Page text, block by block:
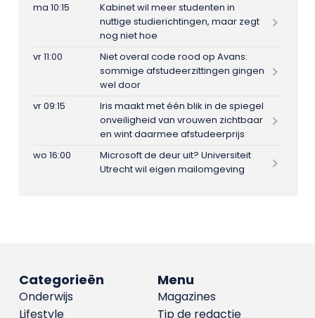
ma 10:15
Kabinet wil meer studenten in
nuttige studierichtingen, maar zegt
nog niet hoe
vr 11:00
Niet overal code rood op Avans:
sommige afstudeerzittingen gingen
wel door
vr 09:15
Iris maakt met één blik in de spiegel
onveiligheid van vrouwen zichtbaar
en wint daarmee afstudeerprijs
wo 16:00
Microsoft de deur uit? Universiteit
Utrecht wil eigen mailomgeving
Menu
Magazines
Tip de redactie
Categorieën
Onderwijs
Lifestyle